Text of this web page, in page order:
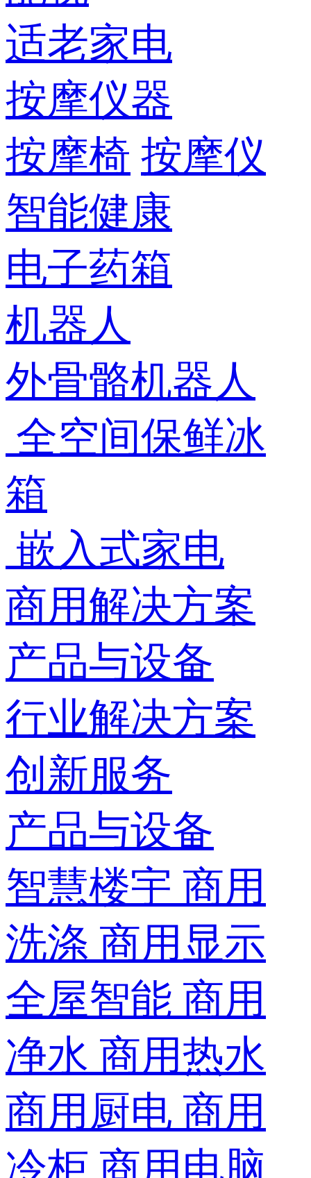
适老家电
按摩仪器
按摩椅 按摩仪
智能健康
电子药箱
机器人
外骨骼机器人
全空间保鲜冰
箱
嵌入式家电
商用解决方案
产品与设备
行业解决方案
创新服务
产品与设备
智慧楼宇 商用
洗涤 商用显示
全屋智能 商用
净水 商用热水
商用厨电 商用
冷柜 商用电脑